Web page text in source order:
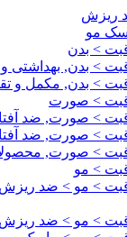
ریزش
مو
> بدن
> بدن,
> بدن, مکمل و
> صورت
> صورت, ضد
> صورت, ضد
> صورت,
> مو
> مو > ضد
> مو > ضد